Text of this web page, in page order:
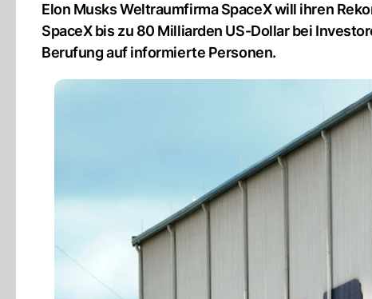
Elon Musks Weltraumfirma SpaceX will ihren
SpaceX bis zu 80 Milliarden US-Dollar bei
Berufung auf informierte Personen.